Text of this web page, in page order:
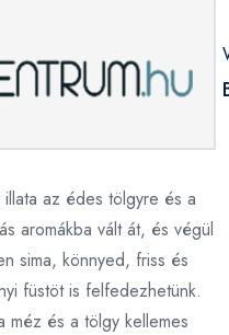
az édes tölgyre és a
aromákba vált át, és végül
sima, könnyed, friss és
füstöt is felfedezhetünk.
és a tölgy kellemes